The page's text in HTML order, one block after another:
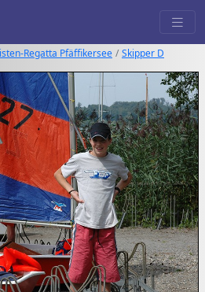
Regatta Pfäffikersee Skipper D